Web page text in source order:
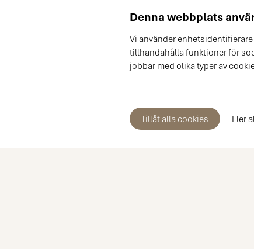
Denna webbplats
Vi använder
tillhandahålla funktioner för
jobbar med olika typer av
Tillåt alla cookies Fler